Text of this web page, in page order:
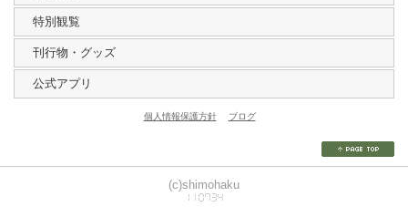
特別観覧
刊行物・グッズ
公式アプリ
個人情報保護方針 ブログ
(c)shimohaku